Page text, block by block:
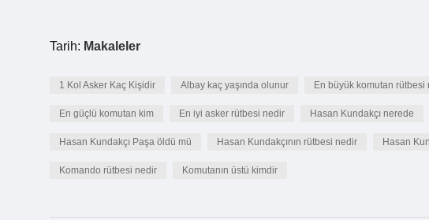
Tarih: Makaleler
1 Kol Asker Kaç Kişidir Albay kaç yaşında olunur En büyük komutan rütbesi
En güçlü komutan kim En iyi asker rütbesi nedir Hasan Kundakçı nerede
Hasan Kundakçı Paşa öldü mü Hasan Kundakçının rütbesi nedir Hasan
Komando rütbesi nedir Komutanın üstü kimdir